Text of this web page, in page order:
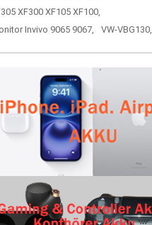
XF300 XF105 XF100,
Invivo 9065 9067,
VW-VBG130,